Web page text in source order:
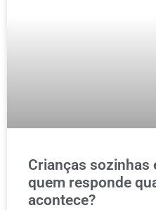
Crianças sozinhas
quem responde
acontece?